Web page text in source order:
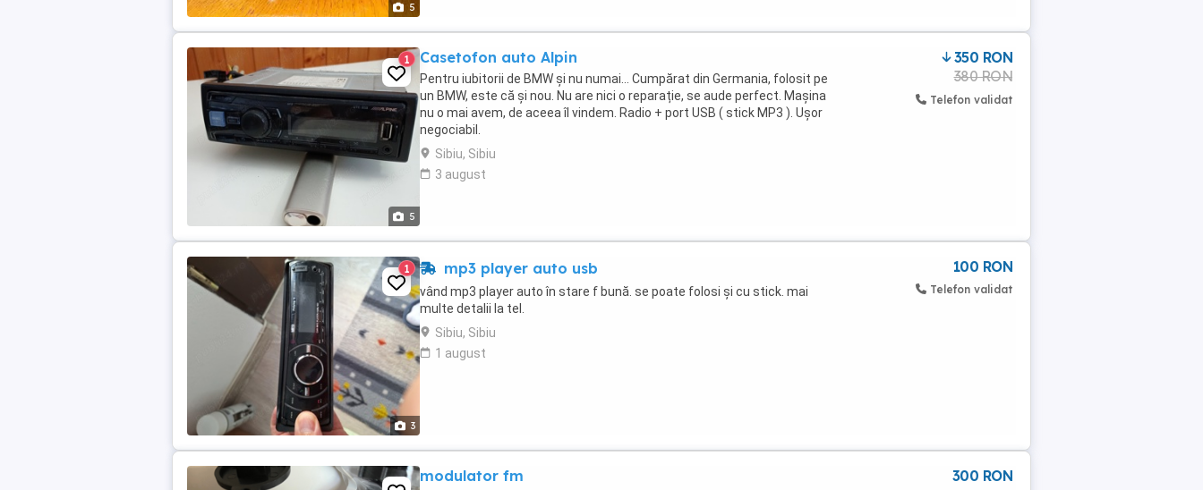
5
5
1 Casetofon auto Alpin
Pentru iubitorii de BMW și nu numai... Cumpărat din Germania, folosit pe
un BMW, este că și nou. Nu are nici o reparație, se aude perfect. Mașina
nu o mai avem, de aceea îl vindem. Radio + port USB ( stick MP3 ). Ușor
negociabil.
Sibiu, Sibiu
3 august
350 RON
380 RON
Telefon validat
3
1 mp3 player auto usb
vând mp3 player auto în stare f bună. se poate folosi și cu stick. mai
multe detalii la tel.
Sibiu, Sibiu
1 august
100 RON
Telefon validat
modulator fm 300 RON